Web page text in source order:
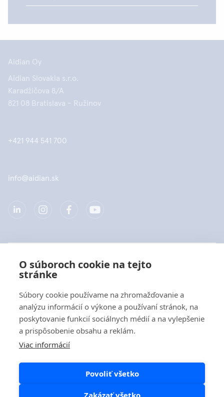
O súboroch cookie na tejto
stránke
Súbory cookie používame na zhromažďovanie a
analýzu informácií o výkone a používaní stránok, na
poskytovanie funkcií sociálnych médií a na vylepšenie
a prispôsobenie obsahu a reklám.
Viac informácií
Povoliť všetko
Zakázať všetko
Aidian Oy
Aidian Slovakia s.r.o.
Karadžičova 8/A
821 08 Bratislava - Ružinov
+421 944 541 700
info@aidian.sk
Produkty
Rýchle odkazy
Ochrana dát
Zásady používania súborov cookie
Zásady pre používanie sociálnych sietí